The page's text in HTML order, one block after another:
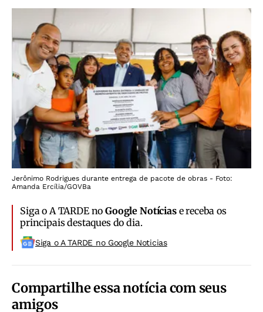
Jerônimo Rodrigues durante entrega de pacote de obras - Foto:
Amanda Ercília/GOVBa
Siga o A TARDE noGoogle Notíciase receba os
principais destaques do dia.
Siga o A TARDE no Google Noticias
Compartilhe essa notícia com seus
amigos